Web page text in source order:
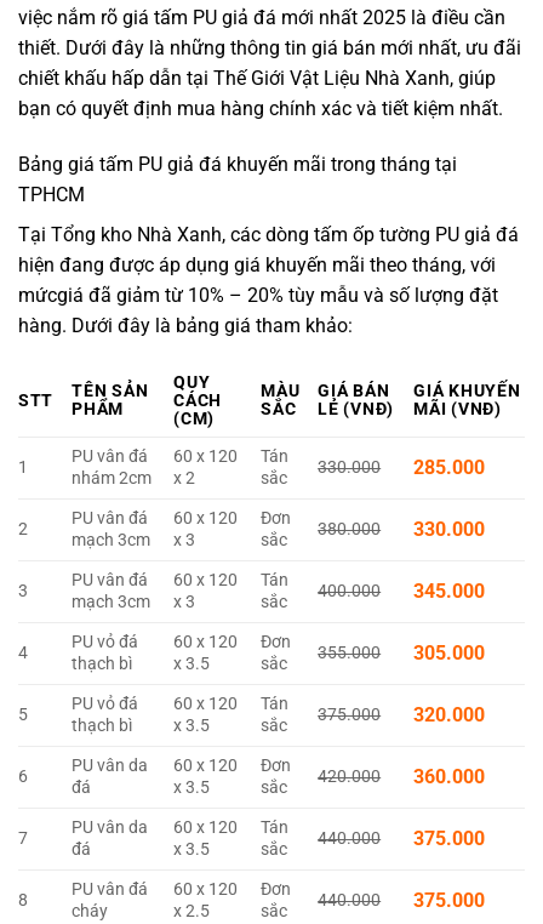
việc nắm rõ giá tấm PU giả đá mới nhất 2025 là điều cần
thiết. Dưới đây là những thông tin giá bán mới nhất, ưu đãi
chiết khấu hấp dẫn tại Thế Giới Vật Liệu Nhà Xanh, giúp
bạn có quyết định mua hàng chính xác và tiết kiệm nhất.
Bảng giá tấm PU giả đá khuyến mãi trong tháng tại
TPHCM
Tại Tổng kho Nhà Xanh, các dòng tấm ốp tường PU giả đá
hiện đang được áp dụng giá khuyến mãi theo tháng, với
mứcgiá đã giảm từ 10% – 20% tùy mẫu và số lượng đặt
hàng. Dưới đây là bảng giá tham khảo:
STT
TÊN SẢN
PHẨM
QUY
CÁCH
(CM)
MÀU
SẮC
GIÁ BÁN
LẺ (VNĐ)
GIÁ KHUYẾN
MÃI (VNĐ)
1
PU vân đá
nhám 2cm
60 x 120
x 2
Tán
sắc
330.000 285.000
2
PU vân đá
mạch 3cm
60 x 120
x 3
Đơn
sắc
380.000 330.000
3
PU vân đá
mạch 3cm
60 x 120
x 3
Tán
sắc
400.000 345.000
4
PU vỏ đá
thạch bì
60 x 120
x 3.5
Đơn
sắc
355.000 305.000
5
PU vỏ đá
thạch bì
60 x 120
x 3.5
Tán
sắc
375.000 320.000
6
PU vân da
đá
60 x 120
x 3.5
Đơn
sắc
420.000 360.000
7
PU vân da
đá
60 x 120
x 3.5
Tán
sắc
440.000 375.000
8
PU vân đá
cháy
60 x 120
x 2.5
Đơn
sắc
440.000 375.000